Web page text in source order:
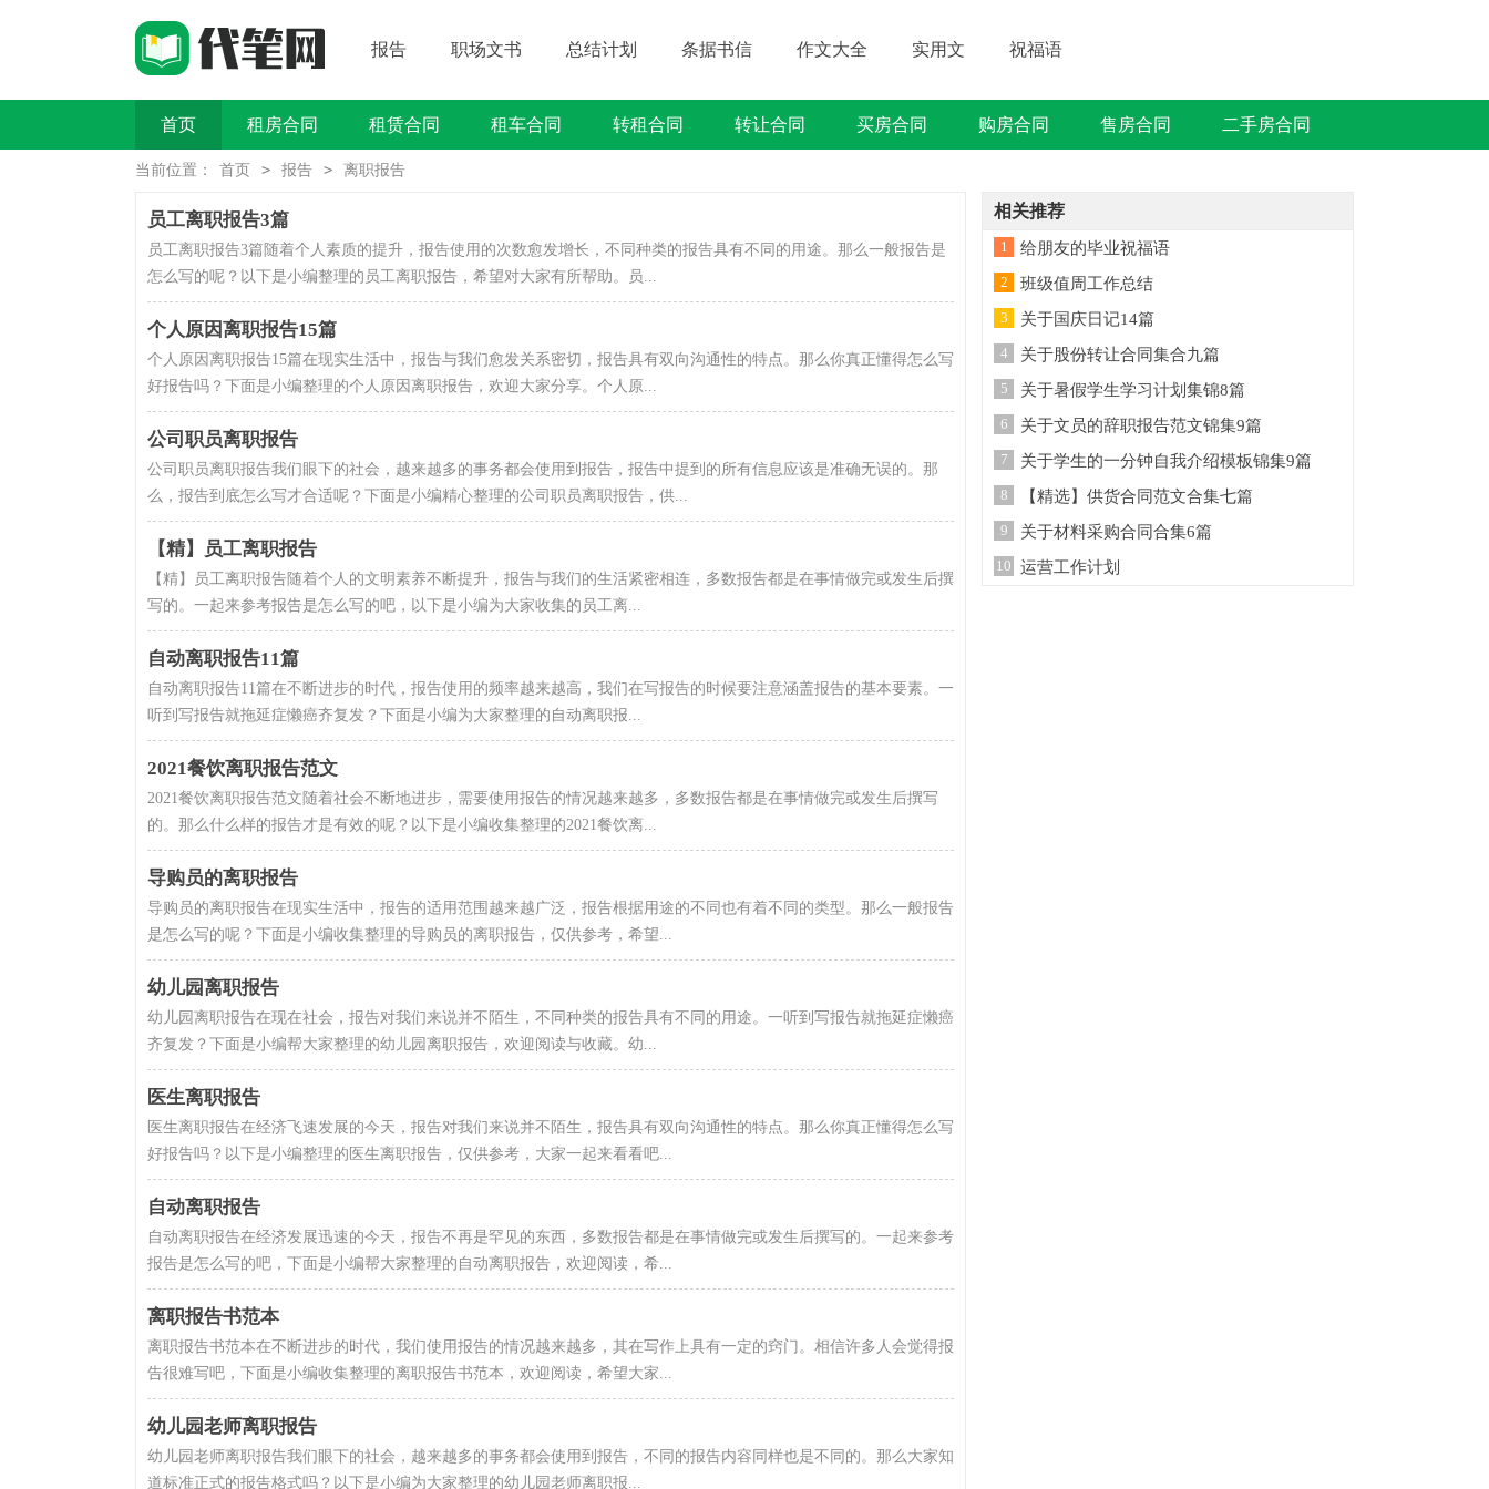
报告 职场文书 总结计划 条据书信 作文大全 实用文 祝福语
买卖类合同 借贷类合同 建筑类合同 劳动类合同 租售类合同
首页 租房合同 租赁合同 租车合同 转租合同 转让合同 买房合同 购房合同 售房合同 二手房合同
当前位置： 首页 > 报告 > 离职报告
员工离职报告3篇
员工离职报告3篇随着个人素质的提升，报告使用的次数愈发增长，不同种类的报告具有不同的用途。那么一般报告是
怎么写的呢？以下是小编整理的员工离职报告，希望对大家有所帮助。员...
个人原因离职报告15篇
个人原因离职报告15篇在现实生活中，报告与我们愈发关系密切，报告具有双向沟通性的特点。那么你真正懂得怎么写
好报告吗？下面是小编整理的个人原因离职报告，欢迎大家分享。个人原...
公司职员离职报告
公司职员离职报告我们眼下的社会，越来越多的事务都会使用到报告，报告中提到的所有信息应该是准确无误的。那
么，报告到底怎么写才合适呢？下面是小编精心整理的公司职员离职报告，供...
【精】员工离职报告
【精】员工离职报告随着个人的文明素养不断提升，报告与我们的生活紧密相连，多数报告都是在事情做完或发生后撰
写的。一起来参考报告是怎么写的吧，以下是小编为大家收集的员工离...
自动离职报告11篇
自动离职报告11篇在不断进步的时代，报告使用的频率越来越高，我们在写报告的时候要注意涵盖报告的基本要素。一
听到写报告就拖延症懒癌齐复发？下面是小编为大家整理的自动离职报...
2021餐饮离职报告范文
2021餐饮离职报告范文随着社会不断地进步，需要使用报告的情况越来越多，多数报告都是在事情做完或发生后撰写
的。那么什么样的报告才是有效的呢？以下是小编收集整理的2021餐饮离...
导购员的离职报告
导购员的离职报告在现实生活中，报告的适用范围越来越广泛，报告根据用途的不同也有着不同的类型。那么一般报告
是怎么写的呢？下面是小编收集整理的导购员的离职报告，仅供参考，希望...
幼儿园离职报告
幼儿园离职报告在现在社会，报告对我们来说并不陌生，不同种类的报告具有不同的用途。一听到写报告就拖延症懒癌
齐复发？下面是小编帮大家整理的幼儿园离职报告，欢迎阅读与收藏。幼...
医生离职报告
医生离职报告在经济飞速发展的今天，报告对我们来说并不陌生，报告具有双向沟通性的特点。那么你真正懂得怎么写
好报告吗？以下是小编整理的医生离职报告，仅供参考，大家一起来看看吧...
自动离职报告
自动离职报告在经济发展迅速的今天，报告不再是罕见的东西，多数报告都是在事情做完或发生后撰写的。一起来参考
报告是怎么写的吧，下面是小编帮大家整理的自动离职报告，欢迎阅读，希...
离职报告书范本
离职报告书范本在不断进步的时代，我们使用报告的情况越来越多，其在写作上具有一定的窍门。相信许多人会觉得报
告很难写吧，下面是小编收集整理的离职报告书范本，欢迎阅读，希望大家...
幼儿园老师离职报告
幼儿园老师离职报告我们眼下的社会，越来越多的事务都会使用到报告，不同的报告内容同样也是不同的。那么大家知
道标准正式的报告格式吗？以下是小编为大家整理的幼儿园老师离职报...
相关推荐
1 给朋友的毕业祝福语
2 班级值周工作总结
3 关于国庆日记14篇
4 关于股份转让合同集合九篇
5 关于暑假学生学习计划集锦8篇
6 关于文员的辞职报告范文锦集9篇
7 关于学生的一分钟自我介绍模板锦集9篇
8 【精选】供货合同范文合集七篇
9 关于材料采购合同合集6篇
10 运营工作计划